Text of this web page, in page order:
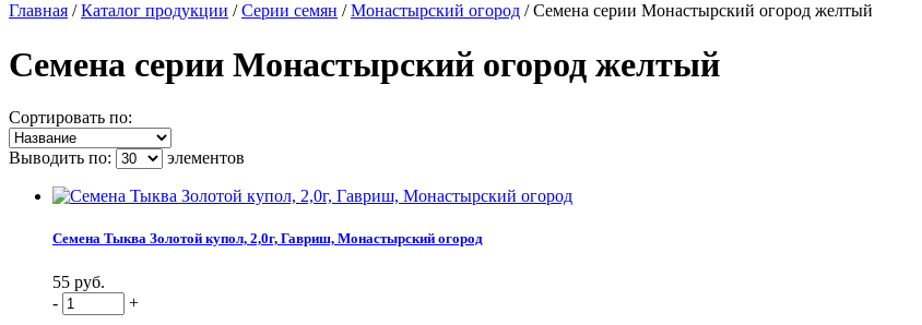
Главная /Каталог продукции /Серии семян /Монастырский огород /Семена серии Монастырский огород желтый
Семена серии Монастырский огород желтый
Сортировать по:
Выводить по: элементов
Семена Тыква Золотой купол, 2,0г, Гавриш, Монастырский огород
55 руб.
-
+